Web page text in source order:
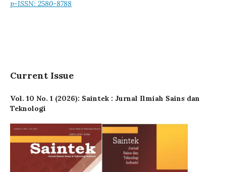
p-ISSN: 2580-8788
Current Issue
Vol. 10 No. 1 (2026): Saintek : Jurnal Ilmiah Sains dan
Teknologi